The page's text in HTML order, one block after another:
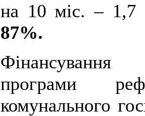
на 10 міс. – 1,7
87%.
програми
комунального